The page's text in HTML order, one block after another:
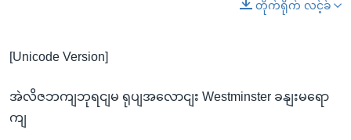
တိုက်ရိုက် လင့်ခ်
[Unicode Version]
အဲလိဇဘကျဘုရငျမ ရုပျအလောငျး Westminster ခနျးမရော
ကျ